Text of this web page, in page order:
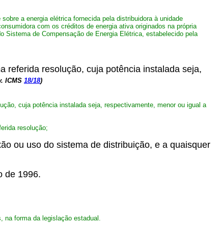
a energia elétrica fornecida pela distribuidora à unidade
com os créditos de energia ativa originados na própria
Sistema de Compensação de Energia Elétrica, estabelecido pela
referida resolução, cuja potência instalada seja,
ICMS 18/18)
cuja potência instalada seja, respectivamente, menor ou igual a
resolução;
ou uso do sistema de distribuição, e a quaisquer
de 1996.
na forma da legislação estadual.